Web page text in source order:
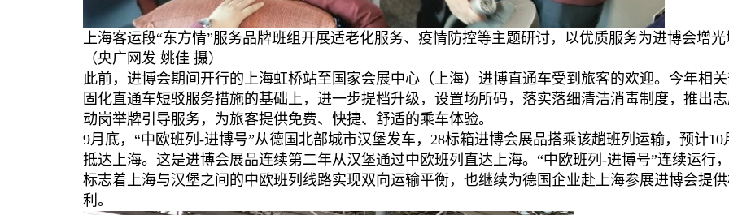
上海客运段“东方情”服务品牌班组开展适老化服务、疫情防控等主题研讨，以优质服务为进博会增
（央广网发 姚佳 摄）
此前，进博会期间开行的上海虹桥站至国家会展中心（上海）进博直通车受到旅客的欢迎。今年相
固化直通车短驳服务措施的基础上，进一步提档升级，设置场所码，落实落细清洁消毒制度，推出
动岗举牌引导服务，为旅客提供免费、快捷、舒适的乘车体验。
9月底，“中欧班列-进博号”从德国北部城市汉堡发车，28标箱进博会展品搭乘该趟班列运输，预计10
抵达上海。这是进博会展品连续第二年从汉堡通过中欧班列直达上海。“中欧班列-进博号”连续运行
标志着上海与汉堡之间的中欧班列线路实现双向运输平衡，也继续为德国企业赴上海参展进博会提
利。